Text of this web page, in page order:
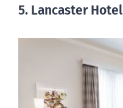
5. Lancaster Hotel